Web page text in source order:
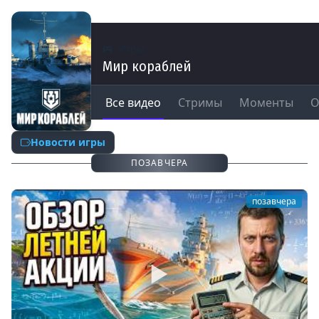
Мир кораблей
Все видео Стримы Моменты
Новости игры
ПОЗАВЧЕРА
позавчера